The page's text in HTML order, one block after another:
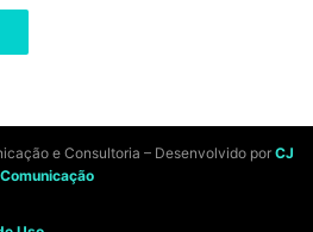
e Consultoria – Desenvolvido por CJ
Comunicação